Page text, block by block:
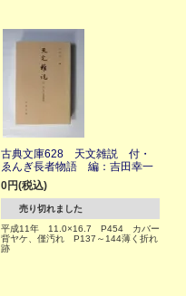
古典文庫628 天文雑説 付・
ゑんぎ長者物語 編：吉田幸一
0円(税込)
売り切れました
平成11年 11.0×16.7 P454 カバー
背ヤケ、僅汚れ P137～144薄く折れ
跡